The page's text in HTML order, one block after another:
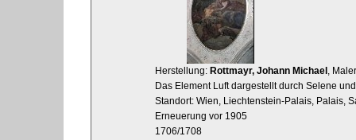
Herstellung: Rottmayr, Johann Michael , Maler
Das Element Luft dargestellt durch Selene
Standort: Wien, Liechtenstein-Palais, Palais,
Erneuerung vor 1905
1706/1708